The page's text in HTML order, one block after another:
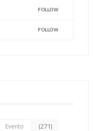
FOLLOW
FOLLOW
Evento (271)